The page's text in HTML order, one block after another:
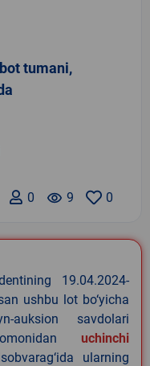
tumani,
0
remove_red_eye 9
0
19.04.2024-
ushbu lot bo‘yicha
auksion savdolari
uchinchi
ularning